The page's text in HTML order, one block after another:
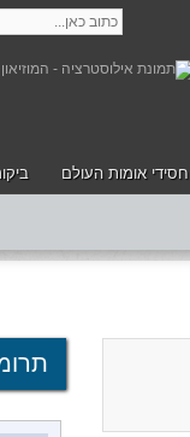
חסידי אומות העולם